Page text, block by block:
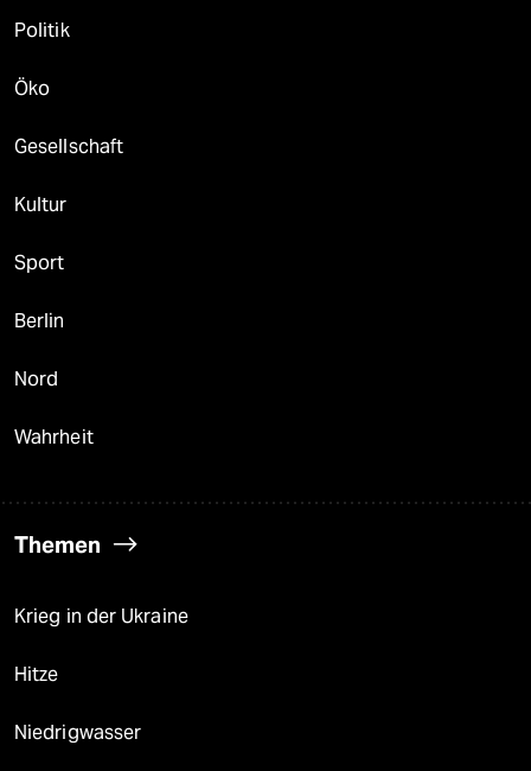
Politik
Öko
Gesellschaft
Kultur
Sport
Berlin
Nord
Wahrheit
Themen
Krieg in der Ukraine
Hitze
Niedrigwasser